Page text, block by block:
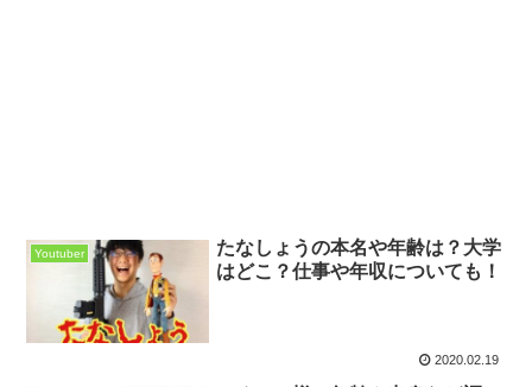
Youtuber
たなしょうの本名や年齢は？大学
はどこ？仕事や年収についても！
2020.02.19